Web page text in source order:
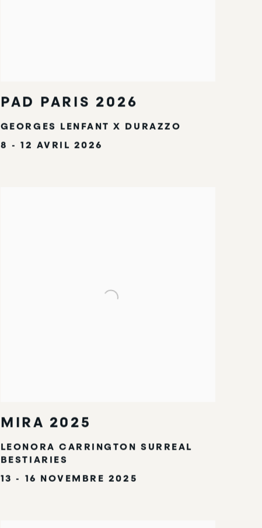
PAD PARIS 2026
GEORGES LENFANT X DURAZZO
8 - 12 AVRIL 2026
MIRA 2025
LEONORA CARRINGTON SURREAL
BESTIARIES
13 - 16 NOVEMBRE 2025